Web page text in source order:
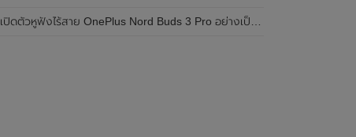
เปิดตัวหูฟังไร้สาย OnePlus Nord Buds 3 Pro อย่างเป็นทางการแล้ว มาพร้อมระบบตัดเสียงรบกวน (ANC) สามารถลดเสียงรบกวนได้ 49dB และแบตเตอรี่สุดอึดใช้งานได้นานสูงสุดถึง 44 ชั่วโมง